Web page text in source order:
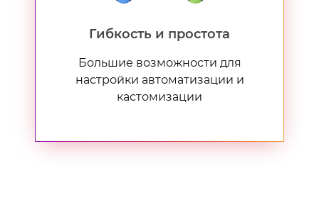
Гибкость и простота
Большие возможности для
настройки автоматизации и
кастомизации